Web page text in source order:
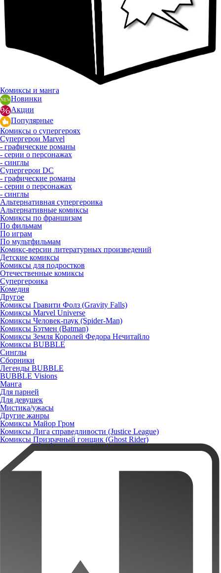
Комиксы и манга
Новинки
Акции
Популярные
Комиксы о супергероях
Супергерои Marvel
- графические романы
- серии о персонажах
- синглы
Супергерои DC
- графические романы
- серии о персонажах
- синглы
Альтернативная супергероика
Альтернативные комиксы
Комиксы по франшизам
По фильмам
По играм
По мультфильмам
Комикс-версии литературных произведений
Детские комиксы
Комиксы для подростков
Отечественные комиксы
Супергероика
Комедия
Другое
Комиксы Гравити Фолз (Gravity Falls)
Комиксы Marvel Universe
Комиксы Человек-паук (Spider-Man)
Комиксы Бэтмен (Batman)
Комиксы Земля Королей Федора Нечитайло
Комиксы BUBBLE
Синглы
Сборники
Легенды BUBBLE
BUBBLE Visions
Манга
Для парней
Для девушек
Мистика/ужасы
Другие жанры
Комиксы Майор Гром
Комиксы Лига справедливости (Justice League)
Комиксы Призрачный гонщик (Ghost Rider)